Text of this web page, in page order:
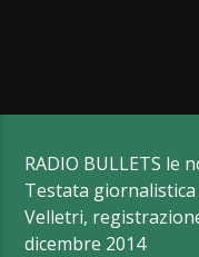
RADIO BULLETS le
Testata
Velletri,
dicembre 2014